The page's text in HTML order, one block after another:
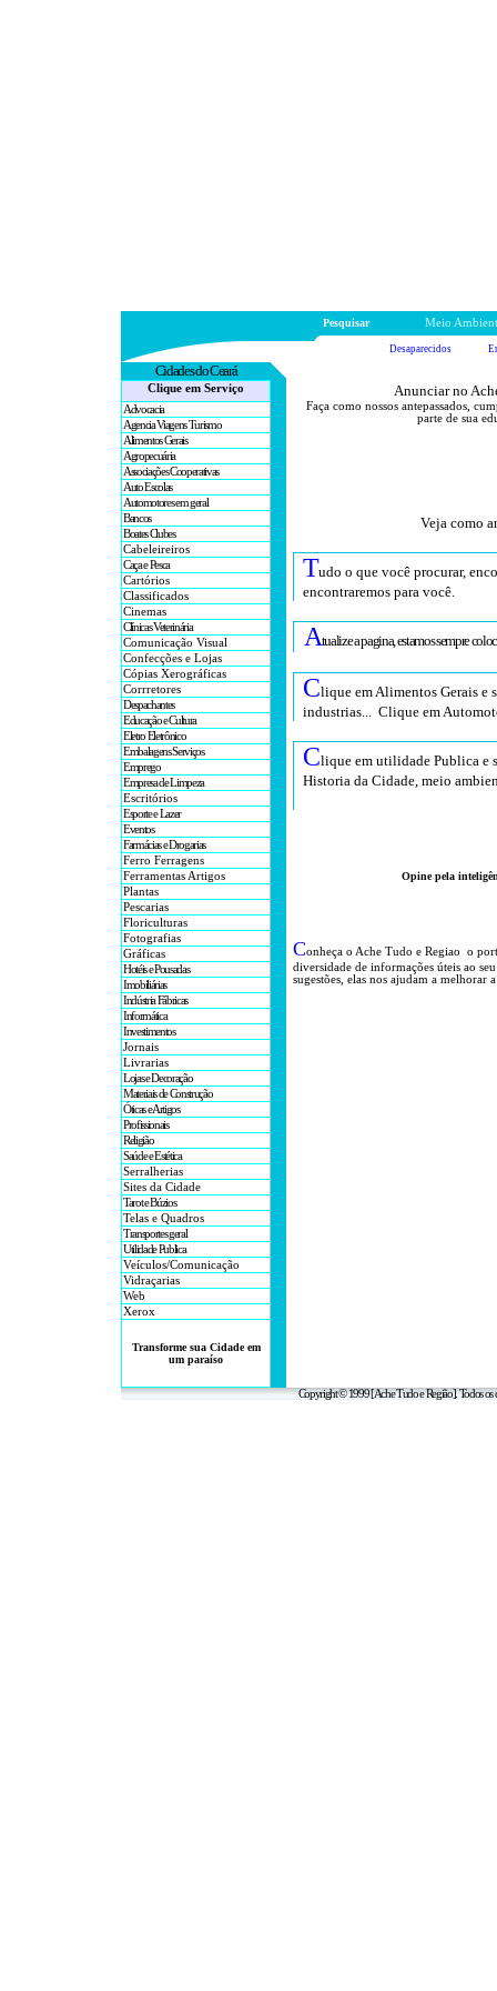
Pesquisar Meio
Desaparecidos
Cidadesdo Ceará
Clique em Serviço
Advocacia
Agencia Viagens Turismo
Alimentos Gerais
Agropecuária
Associações Cooperativas
Auto Escolas
Automotores em geral
Bancos
Boates Clubes
Cabeleireiros
Caça e Pesca
Cartórios
Classificados
Cinemas
Clínicas Veterinária
Comunicação Visual
Confecções e Lojas
Cópias Xerográficas
Corrretores
Despachantes
Educação e Cultura
Eletro Eletrônico
Embalagens Serviços
Emprego
Empresa de Limpeza
Escritórios
Esporte e Lazer
Eventos
Farmácias e Drogarias
Ferro Ferragens
Ferramentas Artigos
Plantas
Pescarias
Floriculturas
Fotografias
Gráficas
Hotéis e Pousadas
Imobiliárias
Indústria Fábricas
Informática
Investimentos
Jornais
Livrarias
Lojas e Decoração
Materiais de Construção
Óticas e Artigos
Profissionais
Religião
Saúde e Estética
Serralherias
Sites da Cidade
Tarot e Búzios
Telas e Quadros
Transportes geral
Utilidade Publica
Veículos/Comunicação
Vidraçarias
Web
Xerox
Transforme sua Cidade em
um paraíso
Anunciar no
Faça como nossos antepassados,
parte de sua
Veja como
Tudo o que você procurar,
encontraremos para você.
Atualize a pagina, estamos sempre
Clique em Alimentos Gerais e
industrias... Clique em
Clique em utilidade Publica e
Historia da Cidade, meio
Opine pela
Conheça o Ache Tudo e Regiao o
diversidade de informações úteis ao
sugestões, elas nos ajudam a melhorar
Copyright © 1999 [Ache Tudo e Região]. Todos os